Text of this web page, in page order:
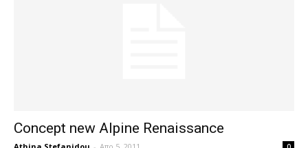
Concept new Alpine Renaissance